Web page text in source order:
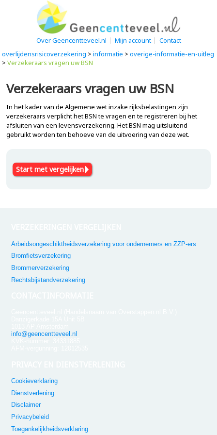
Over Geencentteveel.nl Mijn account
Contact
overlijdensrisicoverzekering >informatie >overige-informatie-en-uitleg
>Verzekeraars vragen uw BSN
Verzekeraars vragen uw BSN
In het kader van de Algemene wet inzake rijksbelastingen zijn
verzekeraars verplicht het BSN te vragen en te registreren bij het
afsluiten van een levensverzekering. Het BSN mag uitsluitend
gebruikt worden ten behoeve van de uitvoering van deze wet.
Start met vergelijken
Arbeidsongeschiktheidsverzekering voor ondernemers en ZZP-ers
Bromfietsverzekering
Brommerverzekering
Rechtsbijstandverzekering
info@geencentteveel.nl
Cookieverklaring
Dienstverlening
Disclaimer
Privacybeleid
Toegankelijkheidsverklaring